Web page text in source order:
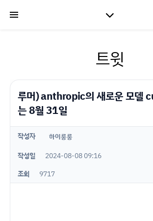
트윗
루머) anthropic의 새로운 모델
는 8월 31일
작성자 하이룽룽
작성일
2024-08-08 09:16
조회
9717